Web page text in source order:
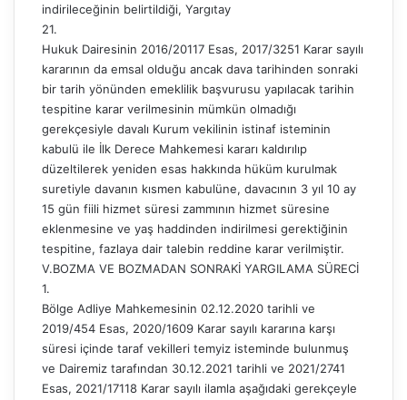
indirileceğinin belirtildiği, Yargıtay
21.
Hukuk Dairesinin 2016/20117 Esas, 2017/3251 Karar sayılı
kararının da emsal olduğu ancak dava tarihinden sonraki
bir tarih yönünden emeklilik başvurusu yapılacak tarihin
tespitine karar verilmesinin mümkün olmadığı
gerekçesiyle davalı Kurum vekilinin istinaf isteminin
kabulü ile İlk Derece Mahkemesi kararı kaldırılıp
düzeltilerek yeniden esas hakkında hüküm kurulmak
suretiyle davanın kısmen kabulüne, davacının 3 yıl 10 ay
15 gün fiili hizmet süresi zammının hizmet süresine
eklenmesine ve yaş haddinden indirilmesi gerektiğinin
tespitine, fazlaya dair talebin reddine karar verilmiştir.
V.BOZMA VE BOZMADAN SONRAKİ YARGILAMA SÜRECİ
1.
Bölge Adliye Mahkemesinin 02.12.2020 tarihli ve
2019/454 Esas, 2020/1609 Karar sayılı kararına karşı
süresi içinde taraf vekilleri temyiz isteminde bulunmuş
ve Dairemiz tarafından 30.12.2021 tarihli ve 2021/2741
Esas, 2021/17118 Karar sayılı ilamla aşağıdaki gerekçeyle